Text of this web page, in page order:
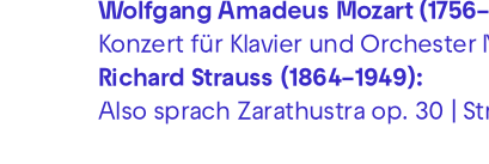
Wolfgang Amadeus Mozart
Konzert für Klavier und Orchester
Richard Strauss (1864–1949):
Also sprach Zarathustra op. 30 |